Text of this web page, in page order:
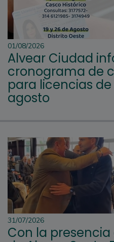
01/08/2026
Alvear Ciudad
cronograma de
para licencias
agosto
31/07/2026
Con la